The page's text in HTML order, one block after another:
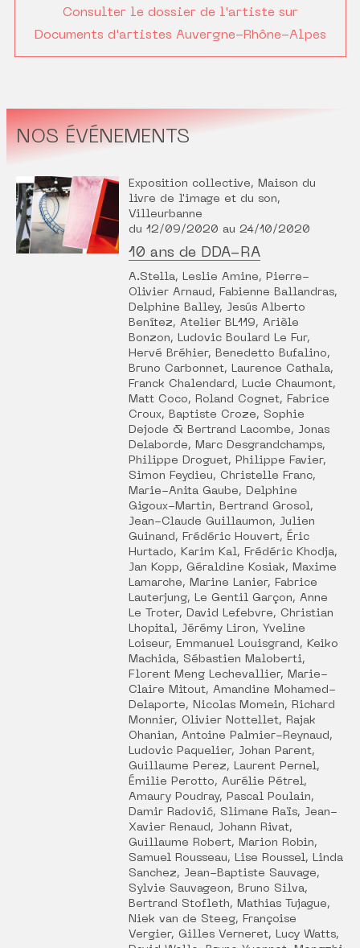
Consulter le dossier de l'artiste sur
Documents d'artistes Auvergne-Rhône-Alpes
NOS ÉVÉNEMENTS
Exposition collective, Maison du
livre de l'image et du son,
Villeurbanne
du 12/09/2020 au 24/10/2020
10 ans de DDA-RA
A.Stella, Leslie Amine, Pierre-
Olivier Arnaud, Fabienne Ballandras,
Delphine Balley, Jesús Alberto
Benítez, Atelier BL119, Arièle
Bonzon, Ludovic Boulard Le Fur,
Hervé Bréhier, Benedetto Bufalino,
Bruno Carbonnet, Laurence Cathala,
Franck Chalendard, Lucie Chaumont,
Matt Coco, Roland Cognet, Fabrice
Croux, Baptiste Croze, Sophie
Dejode & Bertrand Lacombe, Jonas
Delaborde, Marc Desgrandchamps,
Philippe Droguet, Philippe Favier,
Simon Feydieu, Christelle Franc,
Marie-Anita Gaube, Delphine
Gigoux-Martin, Bertrand Grosol,
Jean-Claude Guillaumon, Julien
Guinand, Frédéric Houvert, Éric
Hurtado, Karim Kal, Frédéric Khodja,
Jan Kopp, Géraldine Kosiak, Maxime
Lamarche, Marine Lanier, Fabrice
Lauterjung, Le Gentil Garçon, Anne
Le Troter, David Lefebvre, Christian
Lhopital, Jérémy Liron, Yveline
Loiseur, Emmanuel Louisgrand, Keiko
Machida, Sébastien Maloberti,
Florent Meng Lechevallier, Marie-
Claire Mitout, Amandine Mohamed-
Delaporte, Nicolas Momein, Richard
Monnier, Olivier Nottellet, Rajak
Ohanian, Antoine Palmier-Reynaud,
Ludovic Paquelier, Johan Parent,
Guillaume Perez, Laurent Pernel,
Émilie Perotto, Aurélie Pétrel,
Amaury Poudray, Pascal Poulain,
Damir Radović, Slimane Raïs, Jean-
Xavier Renaud, Johann Rivat,
Guillaume Robert, Marion Robin,
Samuel Rousseau, Lise Roussel, Linda
Sanchez, Jean-Baptiste Sauvage,
Sylvie Sauvageon, Bruno Silva,
Bertrand Stofleth, Mathias Tujague,
Niek van de Steeg, Françoise
Vergier, Gilles Verneret, Lucy Watts,